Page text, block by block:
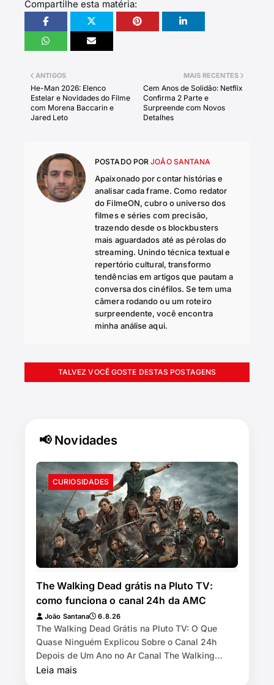
Compartilhe esta matéria:
MAIS RECENTES
Cem Anos de Solidão: Netflix
Confirma 2 Parte e
Surpreende com Novos
Detalhes
ANTIGOS
He-Man 2026: Elenco
Estelar e Novidades do Filme
com Morena Baccarin e
Jared Leto
POSTADO POR JOÃO SANTANA
Apaixonado por contar histórias e
analisar cada frame. Como redator
do FilmeON, cubro o universo dos
filmes e séries com precisão,
trazendo desde os blockbusters
mais aguardados até as pérolas do
streaming. Unindo técnica textual e
repertório cultural, transformo
tendências em artigos que pautam a
conversa dos cinéfilos. Se tem uma
câmera rodando ou um roteiro
surpreendente, você encontra
minha análise aqui.
TALVEZ VOCÊ GOSTE DESTAS POSTAGENS
📢 Novidades
CURIOSIDADES
The Walking Dead grátis na Pluto TV:
como funciona o canal 24h da AMC
João Santana 6.8.26
The Walking Dead Grátis na Pluto TV: O Que
Quase Ninguém Explicou Sobre o Canal 24h
Depois de Um Ano no Ar Canal The Walking
Dead by AMC exibe as 11 temporadas de graça
Leia mais